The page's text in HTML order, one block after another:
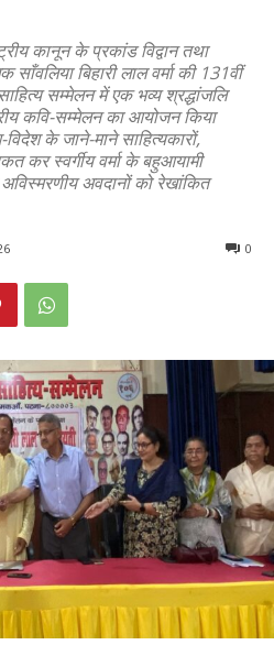
कानून के प्रकांड विद्वान तथा
साँवलिया बिहारी लाल वर्मा की 131वीं
सम्मेलन में एक भव्य श्रद्धांजलि
कवि-सम्मेलन का आयोजन किया
के जाने-माने साहित्यकारों,
कर स्वर्गीय वर्मा के बहुआयामी
अवदानों को रेखांकित
0